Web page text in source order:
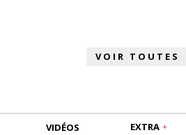
VIDÉOS EXTRA